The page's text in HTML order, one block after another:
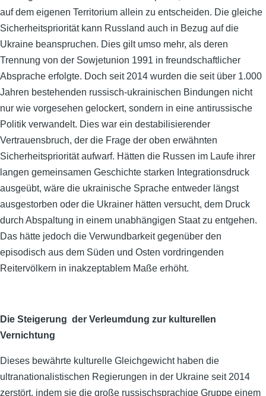
auf dem eigenen Territorium allein zu entscheiden. Die gleiche
Sicherheitspriorität kann Russland auch in Bezug auf die
Ukraine beanspruchen. Dies gilt umso mehr, als deren
Trennung von der Sowjetunion 1991 in freundschaftlicher
Absprache erfolgte. Doch seit 2014 wurden die seit über 1.000
Jahren bestehenden russisch-ukrainischen Bindungen nicht
nur wie vorgesehen gelockert, sondern in eine antirussische
Politik verwandelt. Dies war ein destabilisierender
Vertrauensbruch, der die Frage der oben erwähnten
Sicherheitspriorität aufwarf. Hätten die Russen im Laufe ihrer
langen gemeinsamen Geschichte starken Integrationsdruck
ausgeübt, wäre die ukrainische Sprache entweder längst
ausgestorben oder die Ukrainer hätten versucht, dem Druck
durch Abspaltung in einem unabhängigen Staat zu entgehen.
Das hätte jedoch die Verwundbarkeit gegenüber den
episodisch aus dem Süden und Osten vordringenden
Reitervölkern in inakzeptablem Maße erhöht.
Die Steigerung der Verleumdung zur kulturellen
Vernichtung
Dieses bewährte kulturelle Gleichgewicht haben die
ultranationalistischen Regierungen in der Ukraine seit 2014
zerstört, indem sie die große russischsprachige Gruppe einem